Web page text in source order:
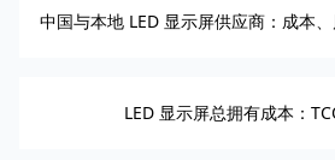
中国与本地 LED 显示屏供应商：成本
LED 显示屏总拥有成本：